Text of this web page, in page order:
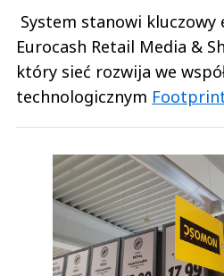
System stanowi
Eurocash Retail Media &
który sieć rozwija we
technologicznym